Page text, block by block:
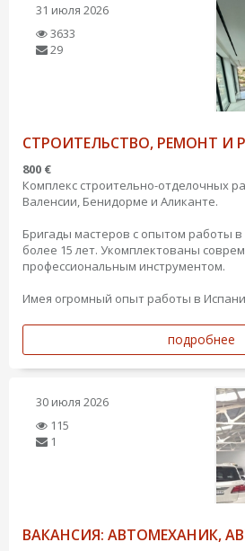
31 июля 2026
3633
29
СТРОИТЕЛЬСТВО, РЕМОНТ И
800 €
Комплекс строительно-отделочных
Валенсии, Бенидорме и Аликанте.
Бригады мастеров с опытом работы в
более 15 лет. Укомплектованы
профессиональным инструментом.
Имея огромный опыт работы в
подробнее
30 июля 2026
115
1
ВАКАНСИЯ: АВТОМЕХАНИК,